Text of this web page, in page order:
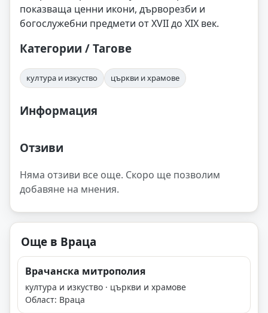
показваща ценни икони, дърворезби и
богослужебни предмети от XVII до XIX век.
Категории / Тагове
култура и изкуство църкви и храмове
Информация
Отзиви
Няма отзиви все още. Скоро ще позволим
добавяне на мнения.
Още в Враца
Врачанска митрополия
култура и изкуство · църкви и храмове
Област: Враца